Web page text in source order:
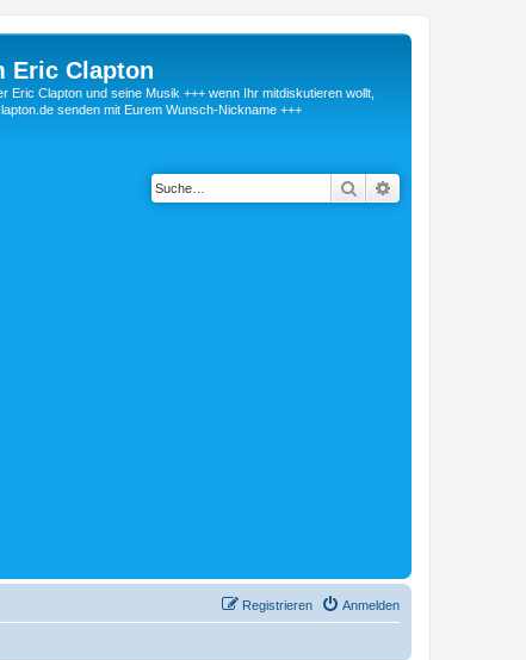
Eric Clapton
Eric Clapton und seine Musik +++ wenn Ihr mitdiskutieren wollt,
senden mit Eurem Wunsch-Nickname +++
Suche
Anmelden
Registrieren